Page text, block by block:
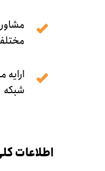
شبکه
اطلاعات